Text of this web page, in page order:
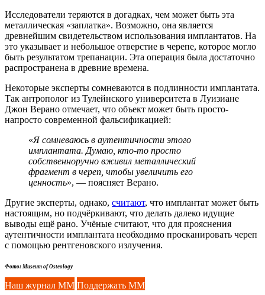
Исследователи теряются в догадках, чем может быть эта
металлическая «заплатка». Возможно, она является
древнейшим свидетельством использования имплантатов. На
это указывает и небольшое отверстие в черепе, которое могло
быть результатом трепанации. Эта операция была достаточно
распространена в древние времена.
Некоторые эксперты сомневаются в подлинности имплантата.
Так антрополог из Тулейнского университета в Луизиане
Джон Верано отмечает, что объект может быть просто-
напросто современной фальсификацией:
«Я сомневаюсь в аутентичности этого
имплантата. Думаю, кто-то просто
собственноручно вживил металлический
фрагмент в череп, чтобы увеличить его
ценность», — поясняет Верано.
Другие эксперты, однако, считают, что имплантат может быть
настоящим, но подчёркивают, что делать далеко идущие
выводы ещё рано. Учёные считают, что для прояснения
аутентичности имплантата необходимо просканировать череп
с помощью рентгеновского излучения.
Фото: Museum of Osteology
Наш журнал ММ Поддержать ММ